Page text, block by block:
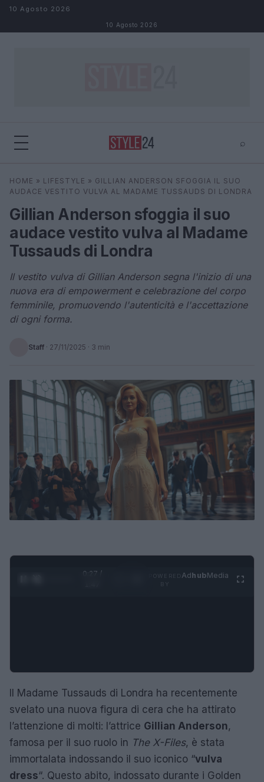
Salta al contenuto
10 Agosto 2026
10 Agosto 2026
⌕
Cerca ⌕
HOME » LIFESTYLE » GILLIAN ANDERSON SFOGGIA IL SUO
AUDACE VESTITO VULVA AL MADAME TUSSAUDS DI LONDRA
Gillian Anderson sfoggia il suo
audace vestito vulva al Madame
Tussauds di Londra
Il vestito vulva di Gillian Anderson segna l'inizio di una
nuova era di empowerment e celebrazione del corpo
femminile, promuovendo l'autenticità e l'accettazione
di ogni forma.
Staff · 27/11/2025 · 3 min
0:28 /
AdhubMedia
Il Madame Tussauds di Londra ha recentemente
svelato una nuova figura di cera che ha attirato
l’attenzione di molti: l’attrice Gillian Anderson,
famosa per il suo ruolo in The X-Files, è stata
immortalata indossando il suo iconico “vulva
dress“. Questo abito, indossato durante i Golden